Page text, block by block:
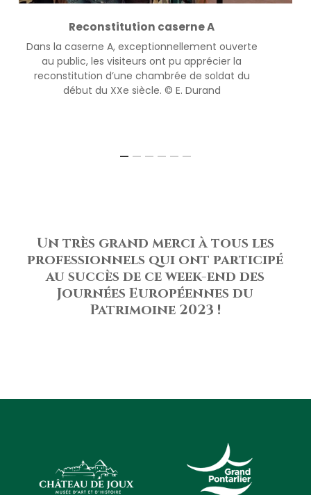
Reconstitution caserne A
Dans la caserne A, exceptionnellement ouverte
au public, les visiteurs ont pu apprécier la
reconstitution d’une chambrée de soldat du
début du XXe siècle. © E. Durand
Un très grand merci à tous les
professionnels qui ont participé
au succès de ce week-end des
Journées Européennes du
Patrimoine 2023 !